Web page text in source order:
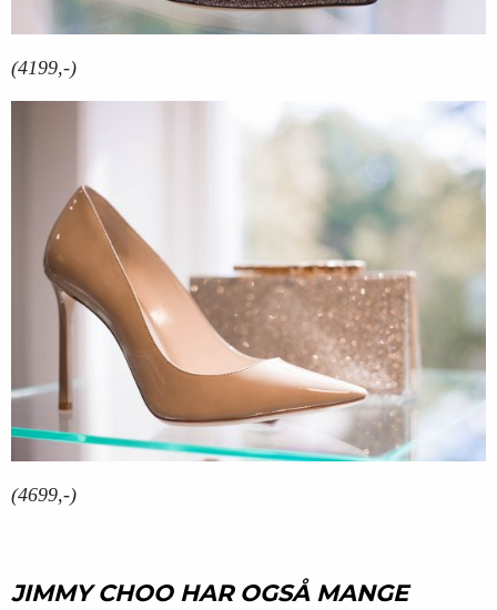
(4199,-)
(4699,-)
JIMMY CHOO HAR OGSÅ MANGE